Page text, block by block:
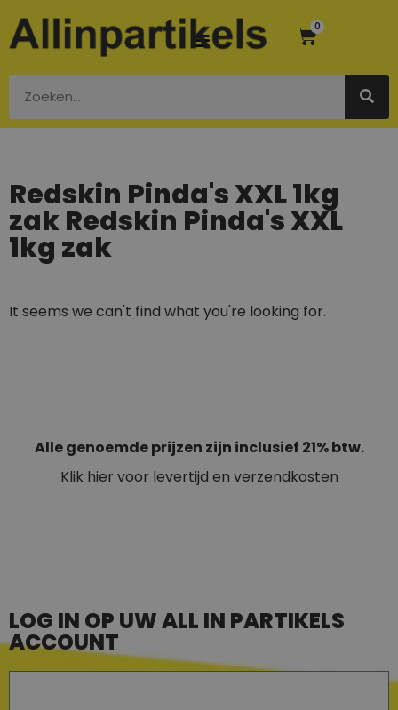
0
Redskin Pinda's XXL 1kg
zak Redskin Pinda's XXL
1kg zak
It seems we can't find what you're looking for.
Alle genoemde prijzen zijn inclusief 21% btw.
Klik hier voor levertijd en verzendkosten
LOG IN OP UW ALL IN PARTIKELS
ACCOUNT